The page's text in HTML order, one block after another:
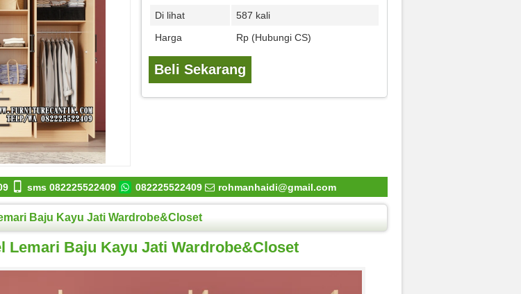
Di lihat
587 kali
Harga
Rp (Hubungi CS)
Beli Sekarang
sms 082225522409 082225522409 rohmanhaidi@gmail.com
Baju Kayu Jati Wardrobe&Closet
Lemari Baju Kayu Jati Wardrobe&Closet